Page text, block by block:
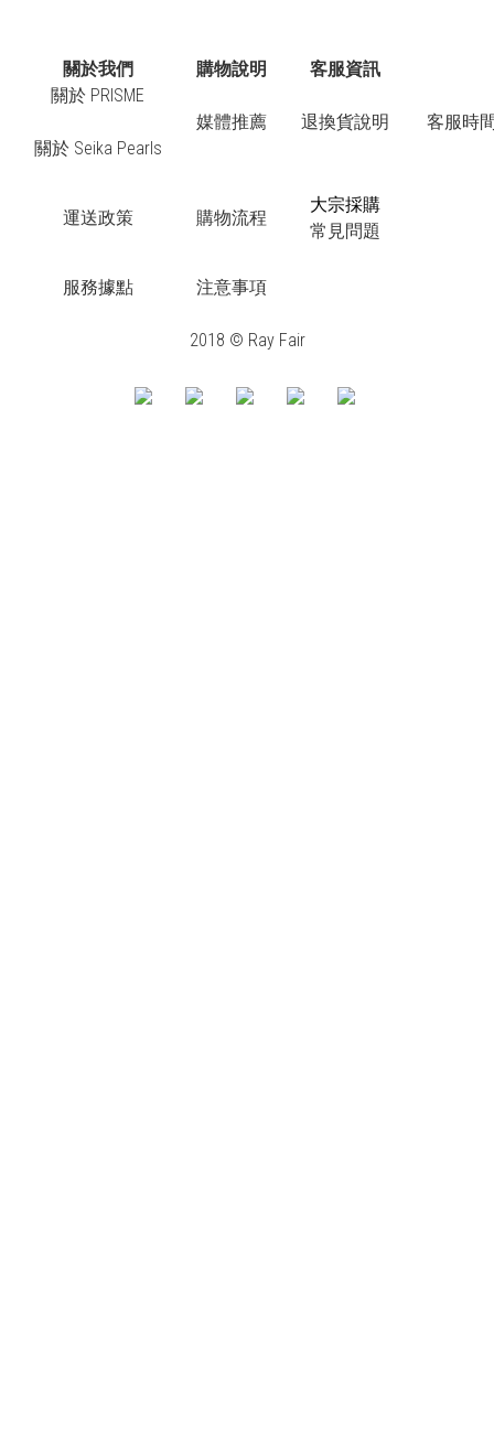
關於我們 購物說明
客服資訊
關於 PRISME
關於 Seika Pearls
媒體推薦 退換貨說明 客服時
運送政策 購物流程
大宗採購
常見問題
服務據點 注意事項
2018 © Ray Fair